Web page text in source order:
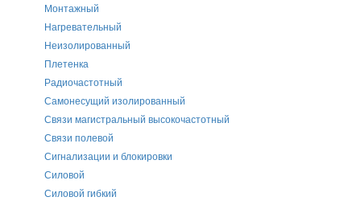
Монтажный
Нагревательный
Неизолированный
Плетенка
Радиочастотный
Самонесущий изолированный
Связи магистральный высокочастотный
Связи полевой
Сигнализации и блокировки
Силовой
Силовой гибкий